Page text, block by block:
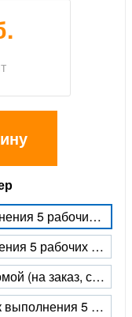
140x210 см (на заказ, срок выполнения 5 рабочих дней)
90x135 см (на заказ, срок выполнения 5 рабочих дней)
90х135 см двухсторонний с бахромой (на заказ, срок выполнения 5 рабочих дней)
90х135 см на сетке (на заказ, срок выполнения 5 рабочих дней)